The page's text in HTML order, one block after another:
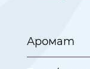
Аромат